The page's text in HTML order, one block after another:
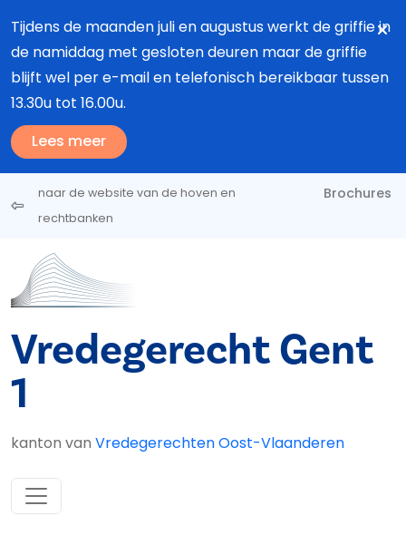
Tijdens de maanden juli en augustus werkt de griffie in
de namiddag met gesloten deuren maar de griffie
blijft wel per e-mail en telefonisch bereikbaar tussen
13.30u tot 16.00u.
Lees meer
naar de website van de hoven en
rechtbanken
Brochures
Vredegerecht Gent
1
kanton van Vredegerechten Oost-Vlaanderen